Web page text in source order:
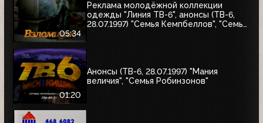
05:34
Реклама молодёжной коллекции
одежды "Линия ТВ-6", анонсы (ТВ-6,
28.07.1997) "Семья Кемпбеллов", "Семья
01:20
Анонсы (ТВ-6, 28.07.1997) "Мания
величия", "Семья Робинзонов"